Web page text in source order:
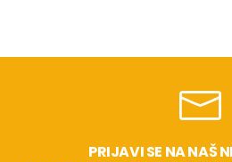
PRIJAVI SE NA NAŠ